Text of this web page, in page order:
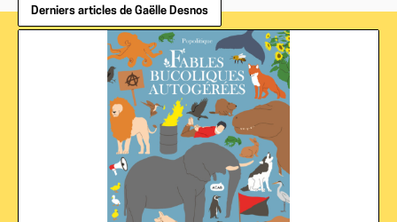
Derniers articles de Gaëlle Desnos